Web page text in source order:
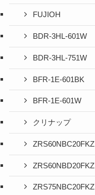
FUJIOH
BDR-3HL-601W
BDR-3HL-751W
BFR-1E-601BK
BFR-1E-601W
クリナップ
ZRS60NBC20FKZ
ZRS60NBD20FKZ
ZRS75NBC20FKZ